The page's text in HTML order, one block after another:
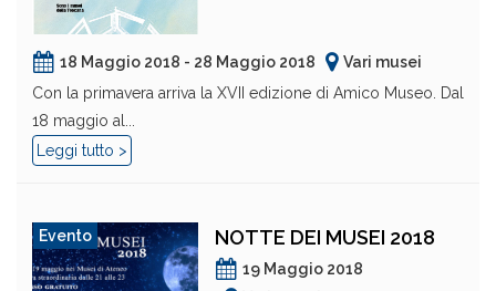
18 Maggio 2018 - 28 Maggio 2018
Vari musei
Con la primavera arriva la XVII edizione di Amico Museo. Dal
18 maggio al...
Leggi tutto >
Evento NOTTE DEI MUSEI 2018
19 Maggio 2018